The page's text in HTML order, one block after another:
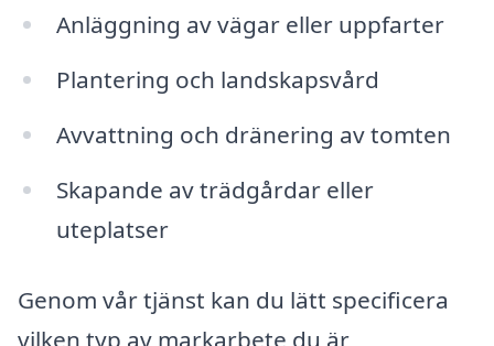
Anläggning av vägar eller uppfarter
Plantering och landskapsvård
Avvattning och dränering av tomten
Skapande av trädgårdar eller
uteplatser
Genom vår tjänst kan du lätt specificera
vilken typ av markarbete du är